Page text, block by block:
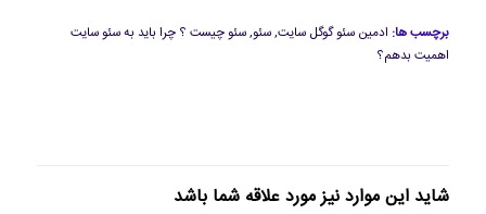
برچسب ها: ادمین سئو گوگل سایت,سئو,سئو چیست ؟ چرا باید به سئو سایت
اهمیت بدهم؟
شاید این موارد نیز مورد علاقه شما باشد